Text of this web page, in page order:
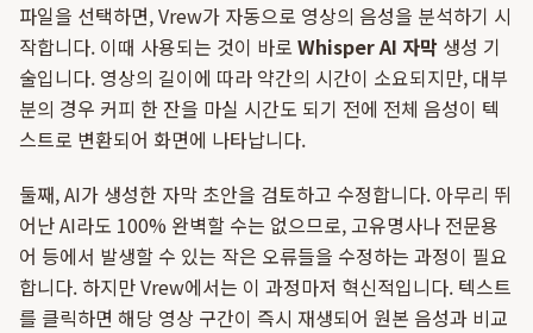
파일을 선택하면, Vrew가 자동으로 영상의 음성을 분석하기 시
작합니다. 이때 사용되는 것이 바로 Whisper AI 자막 생성 기
술입니다. 영상의 길이에 따라 약간의 시간이 소요되지만, 대부
분의 경우 커피 한 잔을 마실 시간도 되기 전에 전체 음성이 텍
스트로 변환되어 화면에 나타납니다.
둘째, AI가 생성한 자막 초안을 검토하고 수정합니다. 아무리 뛰
어난 AI라도 100% 완벽할 수는 없으므로, 고유명사나 전문용
어 등에서 발생할 수 있는 작은 오류들을 수정하는 과정이 필요
합니다. 하지만 Vrew에서는 이 과정마저 혁신적입니다. 텍스트
를 클릭하면 해당 영상 구간이 즉시 재생되어 원본 음성과 비교